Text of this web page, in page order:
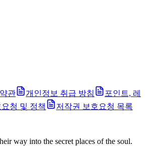
관 개인정보 취급 방침
포인트, 레
청 및 정책 저작권 보호요청 목록
way into the secret places of the soul.